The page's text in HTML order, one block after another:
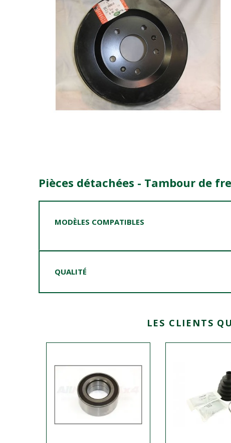
Pièces détachées - Tambour de
MODÈLES COMPATIBLES
QUALITÉ
LES CLIENTS